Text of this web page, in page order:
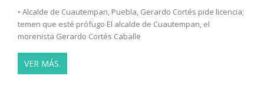
• Alcalde de Cuautempan, Puebla, Gerardo Cortés pide licencia;
temen que esté prófugo El alcalde de Cuautempan, el
morenista Gerardo Cortés Caballe
VER MÁS.